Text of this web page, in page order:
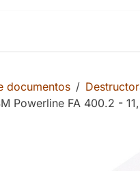
documentos
Powerline FA 400.2 -